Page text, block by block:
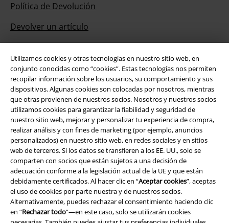
Utilizamos cookies y otras tecnologías en nuestro sitio web, en
conjunto conocidas como “cookies”. Estas tecnologías nos permiten
recopilar información sobre los usuarios, su comportamiento y sus
dispositivos. Algunas cookies son colocadas por nosotros, mientras
que otras provienen de nuestros socios. Nosotros y nuestros socios
utilizamos cookies para garantizar la fiabilidad y seguridad de
nuestro sitio web, mejorar y personalizar tu experiencia de compra,
realizar análisis y con fines de marketing (por ejemplo, anuncios
personalizados) en nuestro sitio web, en redes sociales y en sitios
web de terceros. Si los datos se transfieren a los EE. UU., solo se
comparten con socios que están sujetos a una decisión de
adecuación conforme a la legislación actual de la UE y que están
debidamente certificados. Al hacer clic en “Aceptar cookies”, aceptas
el uso de cookies por parte nuestra y de nuestros socios.
Alternativamente, puedes rechazar el consentimiento haciendo clic
en “Rechazar todo”—en este caso, solo se utilizarán cookies
Política de Devolución
Devolver un artículo
Cancelar mi membresía BSC
Métodos de pago
Descuentos para ti
Concursos
Cheques Regalo
Descuento para estudiantes
EMP Backstage Club